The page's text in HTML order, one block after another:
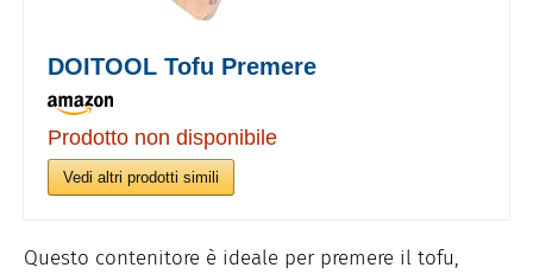
DOITOOL Tofu Premere
Prodotto non disponibile
Vedi altri prodotti simili
Questo contenitore è ideale per premere il tofu,